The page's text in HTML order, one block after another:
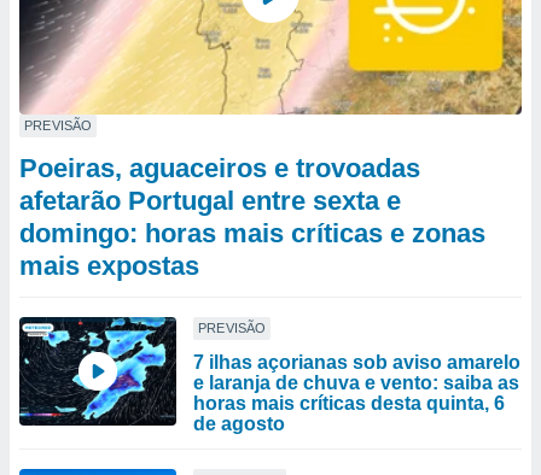
PREVISÃO
Poeiras, aguaceiros e trovoadas
afetarão Portugal entre sexta e
domingo: horas mais críticas e zonas
mais expostas
PREVISÃO
7 ilhas açorianas sob aviso amarelo
e laranja de chuva e vento: saiba as
horas mais críticas desta quinta, 6
de agosto